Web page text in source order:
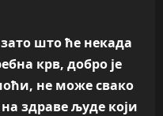
што ће некада
крв, добро је
не може свако
здраве људе који